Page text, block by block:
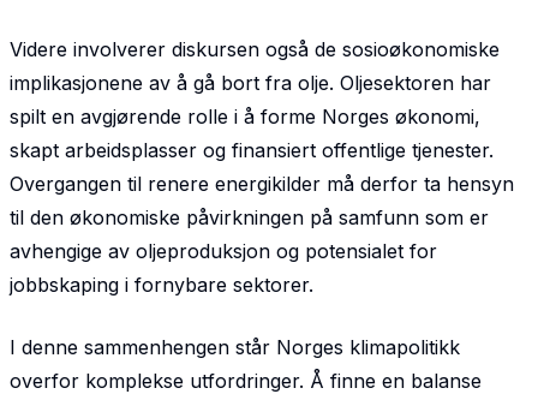
Videre involverer diskursen også de sosioøkonomiske
implikasjonene av å gå bort fra olje. Oljesektoren har
spilt en avgjørende rolle i å forme Norges økonomi,
skapt arbeidsplasser og finansiert offentlige tjenester.
Overgangen til renere energikilder må derfor ta hensyn
til den økonomiske påvirkningen på samfunn som er
avhengige av oljeproduksjon og potensialet for
jobbskaping i fornybare sektorer.
I denne sammenhengen står Norges klimapolitikk
overfor komplekse utfordringer. Å finne en balanse